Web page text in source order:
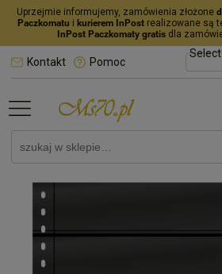
Uprzejmie informujemy, zamówienia złożone
Paczkomatu i kurierem InPost realizowane są
InPost Paczkomaty gratisdla
Kontakt Pomoc